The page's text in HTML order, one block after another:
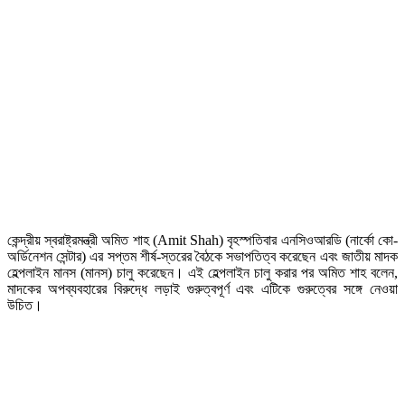
কেন্দ্রীয় স্বরাষ্ট্রমন্ত্রী অমিত শাহ (Amit Shah) বৃহস্পতিবার এনসিওআরডি (নার্কো কো-
অর্ডিনেশন সেন্টার) এর সপ্তম শীর্ষ-স্তরের বৈঠকে সভাপতিত্ব করেছেন এবং জাতীয় মাদক
হেল্পলাইন মানস (মানস) চালু করেছেন। এই হেল্পলাইন চালু করার পর অমিত শাহ বলেন,
মাদকের অপব্যবহারের বিরুদ্ধে লড়াই গুরুত্বপূর্ণ এবং এটিকে গুরুত্বের সঙ্গে নেওয়া
উচিত।